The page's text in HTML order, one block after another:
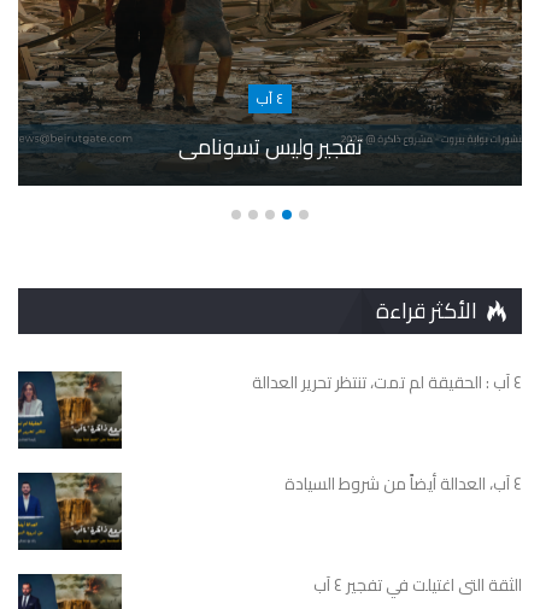
٤ آب
تفجير وليس تسونامي
الأكثر قراءة
٤ آب : الحقيقة لم تمت، تنتظر تحرير العدالة
٤ آب، العدالة أيضاً من شروط السيادة
الثقة التى اغتيلت في تفجير ٤ آب